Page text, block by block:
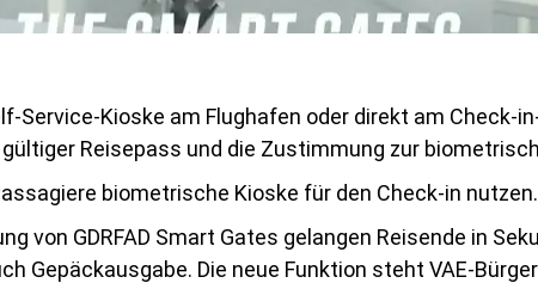
Service-Kioske am Flughafen oder direkt am Check-
Reisepass und die Zustimmung zur
biometrische Kioske für den Check-in nutzen.
von GDRFAD Smart Gates gelangen Reisende in
Gepäckausgabe. Die neue Funktion steht VAE-